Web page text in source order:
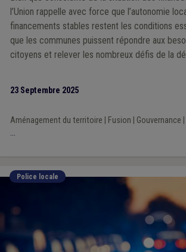
l’Union rappelle avec force que l’autonomie
financements stables restent les conditions
que les communes puissent répondre aux
citoyens et relever les nombreux défis de la
23 Septembre 2025
Aménagement du territoire Fusion Gouvernance
...
Police locale